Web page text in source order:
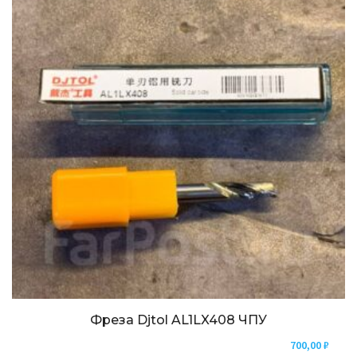
Фреза Djtol AL1LX408 ЧПУ
700,00₽